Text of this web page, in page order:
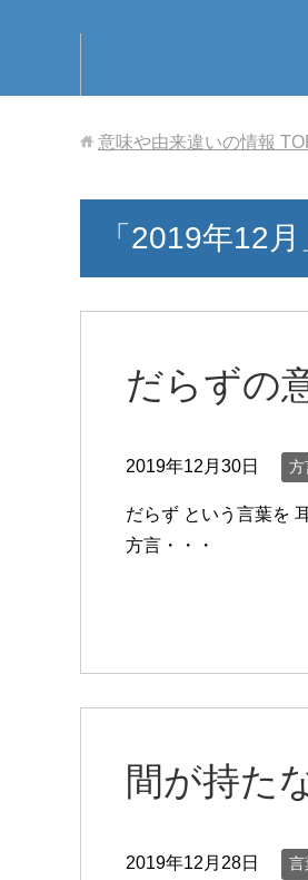
意味や由来違いの情報
「2019年12
だらずの
2019年12月30日 方
だらず という言葉を
方言・・・
間が持た
2019年12月28日 言